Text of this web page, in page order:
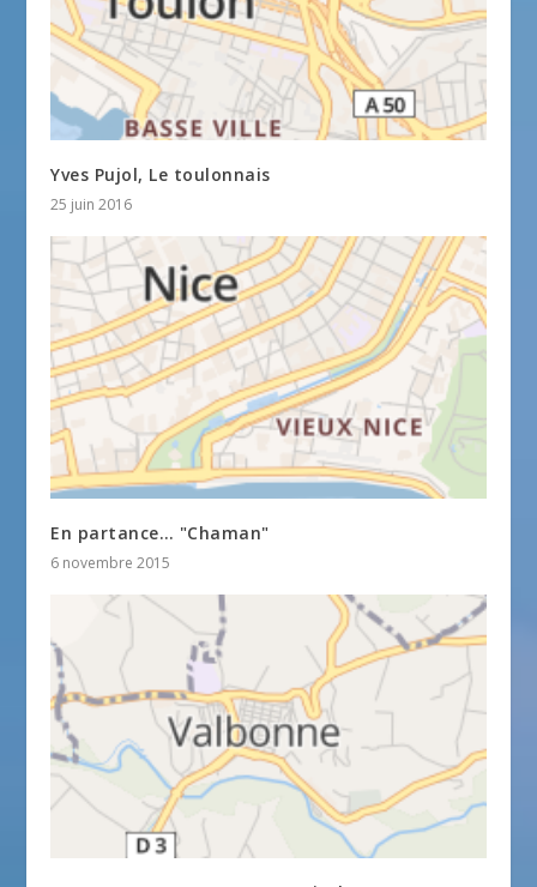
Yves Pujol, Le toulonnais
25 juin 2016
En partance… "Chaman"
6 novembre 2015